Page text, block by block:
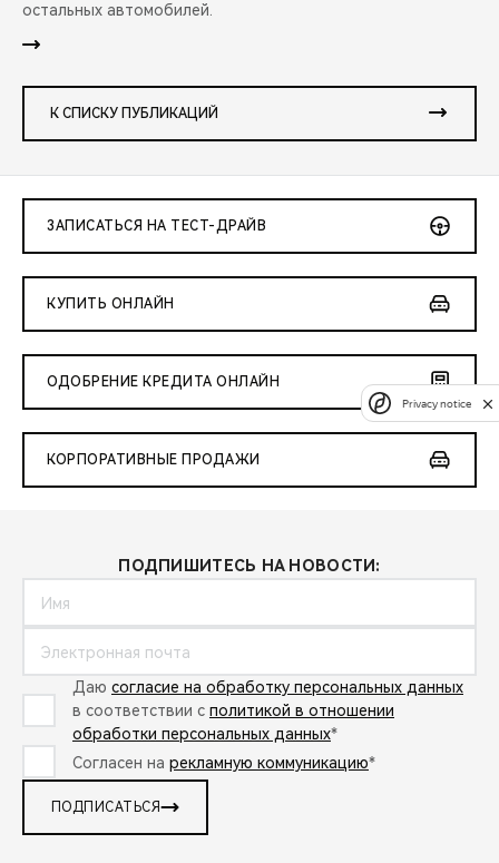
остальных автомобилей.
К СПИСКУ ПУБЛИКАЦИЙ
ЗАПИСАТЬСЯ НА ТЕСТ-ДРАЙВ
КУПИТЬ ОНЛАЙН
ОДОБРЕНИЕ КРЕДИТА ОНЛАЙН
КОРПОРАТИВНЫЕ ПРОДАЖИ
ПОДПИШИТЕСЬ НА НОВОСТИ:
Даю согласие на обработку персональных данных
в соответствии с политикой в отношении
обработки персональных данных*
Согласен на рекламную коммуникацию*
ПОДПИСАТЬСЯ
Privacy notice